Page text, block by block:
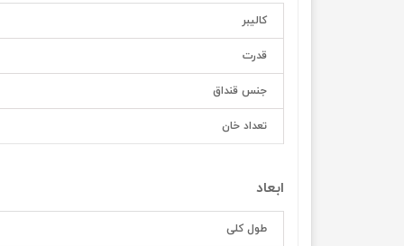
کالیبر
قدرت
جنس قنداق
تعداد خان
ابعاد
طول کلی